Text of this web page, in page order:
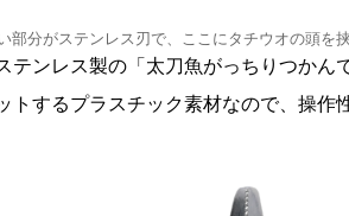
部分がステンレス刃で、ここにタチウオの頭を
テンレス製の「太刀魚がっちりつかん
するプラスチック素材なので、操作